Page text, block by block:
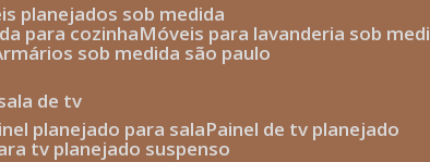
planejados sob medida
para cozinha móveis para lavanderia sob
armários sob medida são paulo
de tv
planejado para sala painel de tv planejado
tv planejado suspenso